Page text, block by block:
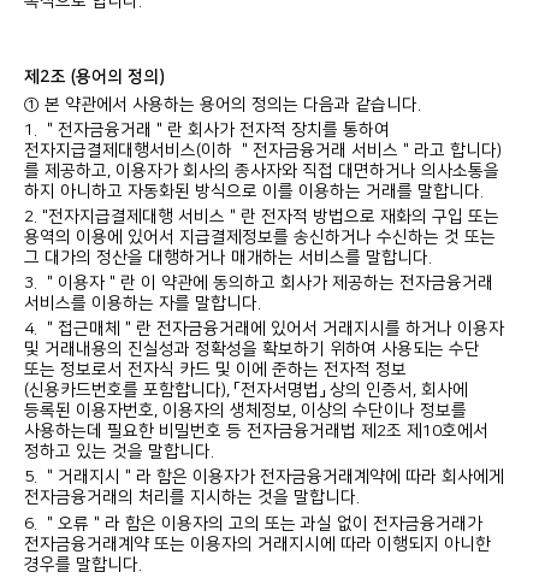
제2조 (용어의 정의)
① 본 약관에서 사용하는 용어의 정의는 다음과 같습니다.
1. ＂전자금융거래＂란 회사가 전자적 장치를 통하여
전자지급결제대행서비스(이하 ＂전자금융거래 서비스＂라고 합니다)
를 제공하고, 이용자가 회사의 종사자와 직접 대면하거나 의사소통을
하지 아니하고 자동화된 방식으로 이를 이용하는 거래를 말합니다.
2. "전자지급결제대행 서비스＂란 전자적 방법으로 재화의 구입 또는
용역의 이용에 있어서 지급결제정보를 송신하거나 수신하는 것 또는
그 대가의 정산을 대행하거나 매개하는 서비스를 말합니다.
3. ＂이용자＂란 이 약관에 동의하고 회사가 제공하는 전자금융거래
서비스를 이용하는 자를 말합니다.
4. ＂접근매체＂란 전자금융거래에 있어서 거래지시를 하거나 이용자
및 거래내용의 진실성과 정확성을 확보하기 위하여 사용되는 수단
또는 정보로서 전자식 카드 및 이에 준하는 전자적 정보
(신용카드번호를 포함합니다), 「전자서명법」 상의 인증서, 회사에
등록된 이용자번호, 이용자의 생체정보, 이상의 수단이나 정보를
사용하는데 필요한 비밀번호 등 전자금융거래법 제2조 제10호에서
정하고 있는 것을 말합니다.
5. ＂거래지시＂라 함은 이용자가 전자금융거래계약에 따라 회사에게
전자금융거래의 처리를 지시하는 것을 말합니다.
6. ＂오류＂라 함은 이용자의 고의 또는 과실 없이 전자금융거래가
전자금융거래계약 또는 이용자의 거래지시에 따라 이행되지 아니한
경우를 말합니다.